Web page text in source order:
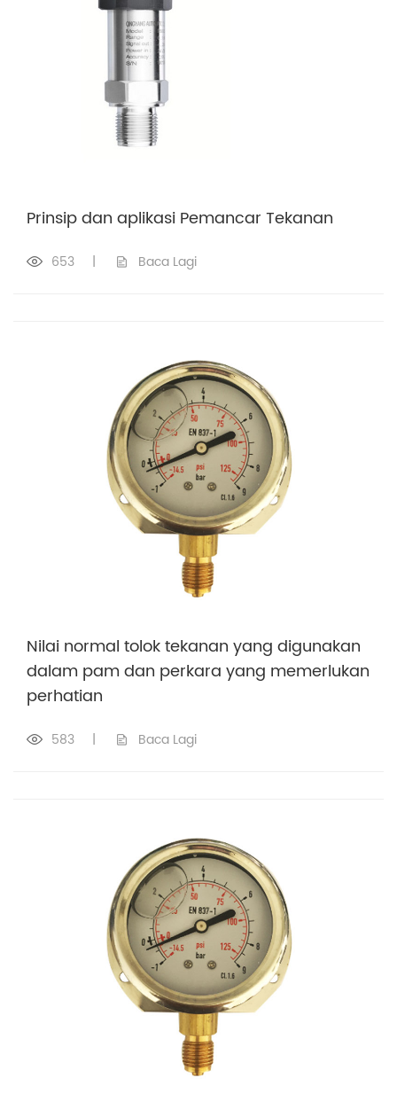
Prinsip dan aplikasi Pemancar Tekanan
653 | Baca Lagi
Nilai normal tolok tekanan yang digunakan
dalam pam dan perkara yang memerlukan
perhatian
583 | Baca Lagi